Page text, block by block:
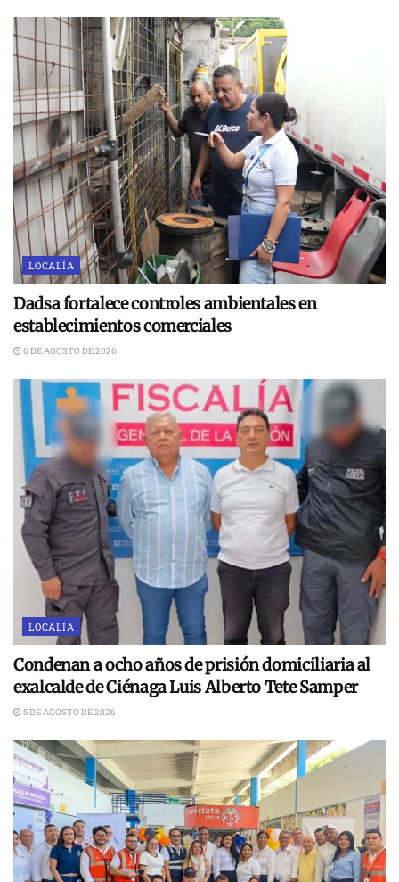
LOCALÍA
Dadsa fortalece controles ambientales en
establecimientos comerciales
6 DE AGOSTO DE 2026
LOCALÍA
Condenan a ocho años de prisión domiciliaria al
exalcalde de Ciénaga Luis Alberto Tete Samper
5 DE AGOSTO DE 2026